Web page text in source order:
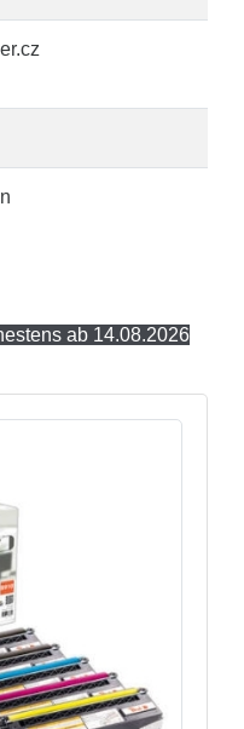
ab 14.08.2026